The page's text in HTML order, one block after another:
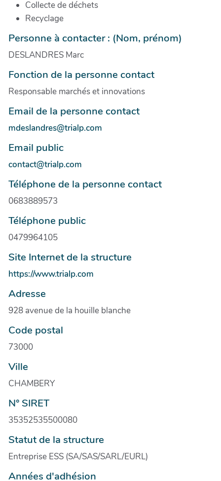
Collecte de déchets
Recyclage
Personne à contacter : (Nom, prénom)
DESLANDRES Marc
Fonction de la personne contact
Responsable marchés et innovations
Email de la personne contact
mdeslandres@trialp.com
Email public
contact@trialp.com
Téléphone de la personne contact
0683889573
Téléphone public
0479964105
Site Internet de la structure
https://www.trialp.com
Adresse
928 avenue de la houille blanche
Code postal
73000
Ville
CHAMBERY
N° SIRET
35352535500080
Statut de la structure
Entreprise ESS (SA/SAS/SARL/EURL)
Années d'adhésion